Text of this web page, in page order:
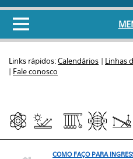
Links rápidos:Calendários | Linhas
| Fale conosco
COMO FAÇO PARA